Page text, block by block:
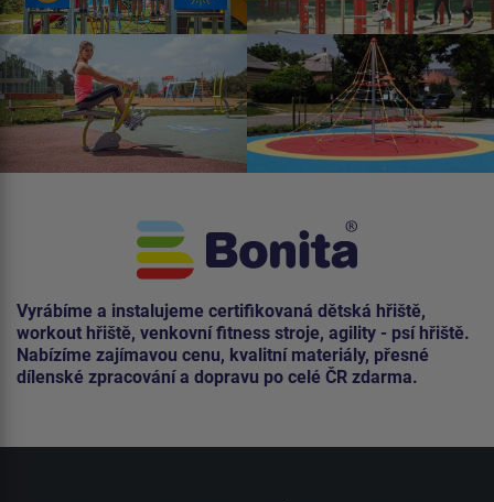
Vyrábíme a instalujeme certifikovaná dětská hřiště,
workout hřiště, venkovní fitness stroje, agility - psí hřiště.
Nabízíme zajímavou cenu, kvalitní materiály, přesné
dílenské zpracování a dopravu po celé ČR zdarma.